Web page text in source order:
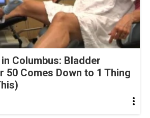
Columbus: Bladder
50 Comes Down to 1 Thing